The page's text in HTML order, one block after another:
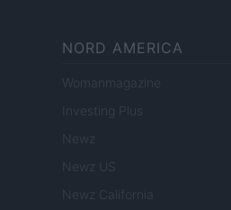
NORD AMERICA
Womanmagazine
Investing Plus
Newz
Newz US
Newz California